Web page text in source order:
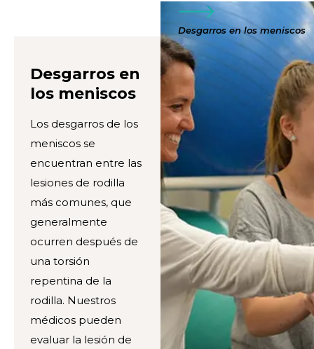
Desgarros en los meniscos
Desgarros en
los meniscos
Los desgarros de los
meniscos se
encuentran entre las
lesiones de rodilla
más comunes, que
generalmente
ocurren después de
una torsión
repentina de la
rodilla. Nuestros
médicos pueden
evaluar la lesión de